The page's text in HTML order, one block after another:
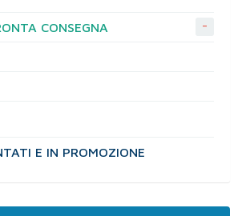
CONSEGNA -
E IN PROMOZIONE